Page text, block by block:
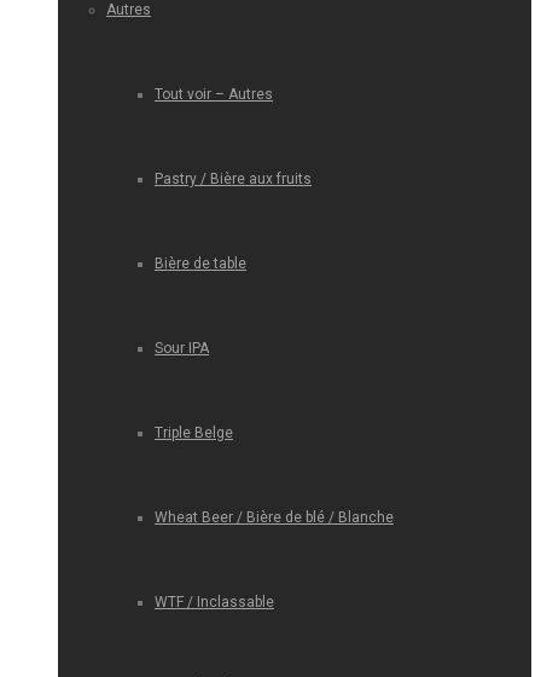
Autres
Tout voir – Autres
Pastry / Bière aux fruits
Bière de table
Sour IPA
Triple Belge
Wheat Beer / Bière de blé / Blanche
WTF / Inclassable